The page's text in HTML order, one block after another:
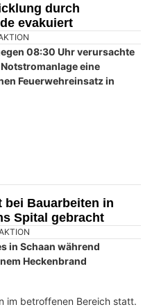
durch
evakuiert
08:30 Uhr verursachte
eine
Feuerwehreinsatz in
bei Bauarbeiten in
Spital gebracht
in Schaan während
Heckenbrand
im betroffenen Bereich statt.